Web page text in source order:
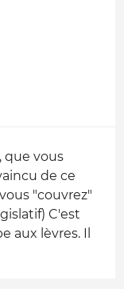
que vous
de ce
"couvrez"
C'est
aux lèvres. Il